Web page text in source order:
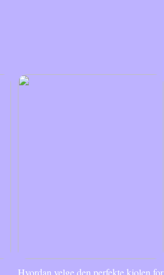
Hvordan velge den perfekte kjolen for